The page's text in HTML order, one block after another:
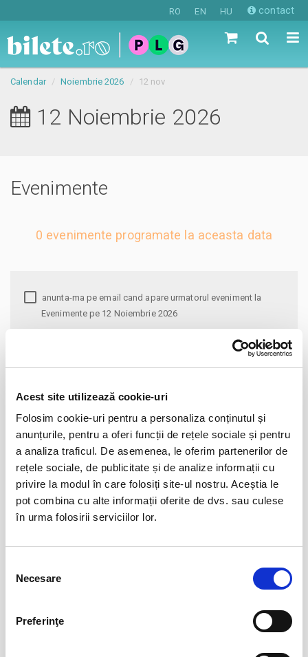
Acest site utilizează cookie-uri
Folosim cookie-uri pentru a personaliza conținutul și
anunțurile, pentru a oferi funcții de rețele sociale și pentru
a analiza traficul. De asemenea, le oferim partenerilor de
rețele sociale, de publicitate și de analize informații cu
privire la modul în care folosiți site-ul nostru. Aceștia le
pot combina cu alte informații oferite de dvs. sau culese
în urma folosirii serviciilor lor.
consimțământului
Necesare
Preferinţe
RO EN HU contact
Calendar Noiembrie 2026 12 nov
12 Noiembrie 2026
Evenimente
0 evenimente programate la aceasta data
Evenimente pe 12 Noiembrie 2026
Alege alta data
Lu
Ma Mi Jo Vi Sâ
Du
27
2
3 4 5 6 7
8
9
10 11 12 13 14
15
16
17 18 19 20 21
22
30
1 2 3 4 5 6